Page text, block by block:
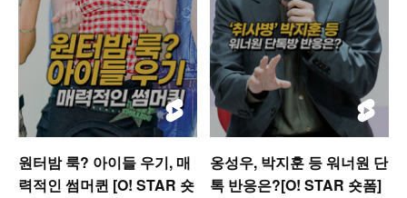
원터밤 룩? 아이들 우기, 매
력적인 썸머퀸 [O! STAR 숏
옹성우, 박지훈 등 워너원 단
톡 반응은?[O! STAR 숏폼]